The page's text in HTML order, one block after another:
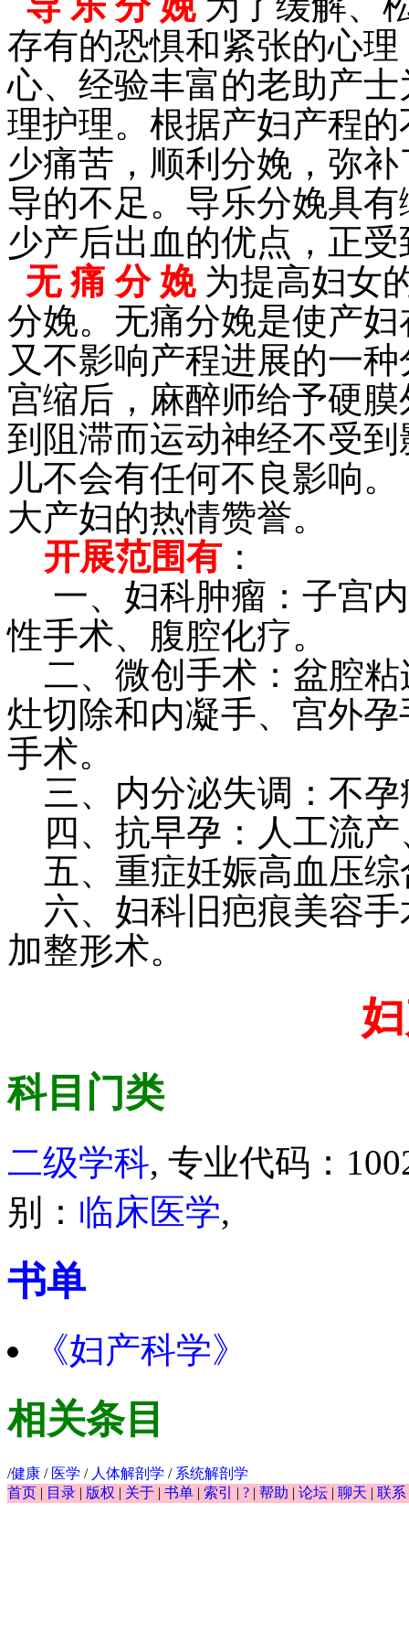
存有的恐惧和紧张的心
心、经验丰富的老助产
理护理。根据产妇产程
少痛苦，顺利分娩，弥
导的不足。导乐分娩具
少产后出血的优点，正
无 痛 分 娩为提高妇女
分娩。无痛分娩是使产
又不影响产程进展的一
宫缩后，麻醉师给予硬
到阻滞而运动神经不受
儿不会有任何不良影响
大产妇的热情赞誉。
开展范围有：
一、妇科肿瘤：子宫
性手术、腹腔化疗。
二、微创手术：盆腔粘
灶切除和内凝手、宫外
手术。
三、内分泌失调：不孕
四、抗早孕：人工流产
五、重症妊娠高血压
六、妇科旧疤痕美容
加整形术。
科目门类
二级学科, 专业代码：
别： 临床医学,
书单
《妇产科学》
相关条目
/健康 / 医学 / 人体解剖学 / 系统解剖学
首页 | 目录 | 版权 | 关于 | 书单 | 索引 | ? | 帮助 | 论坛 | 聊天 | 联系